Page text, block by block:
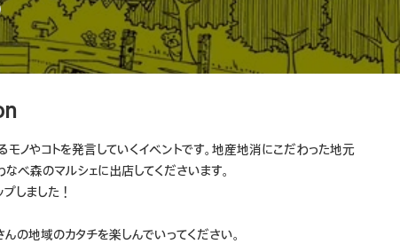
やコトを発言していくイベントです。地産地消にこだわった地元
なべ森のマルシェに出店してくださいます。
しました！
んの地域のカタチを楽しんでいってください。